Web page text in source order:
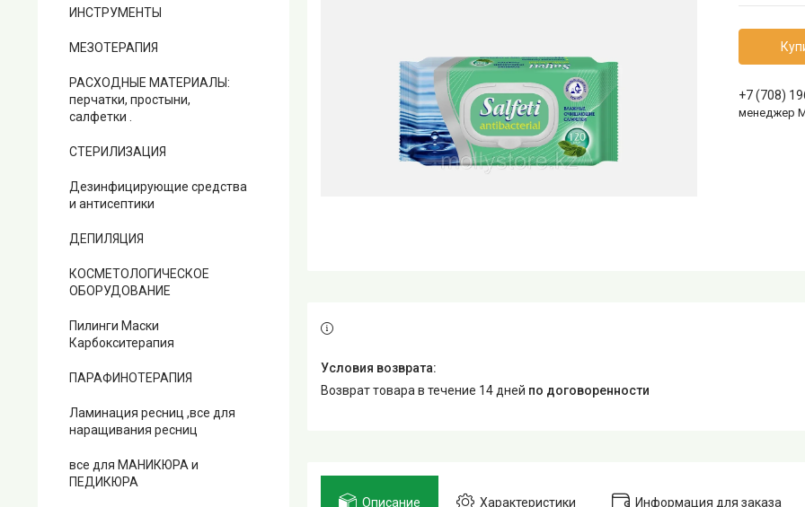
+7 (708)
менеджер
возврат товара в течение 14 дней по договоренности
Описание Характеристики Информация для заказа
ИНСТРУМЕНТЫ
МЕЗОТЕРАПИЯ
РАСХОДНЫЕ МАТЕРИАЛЫ:
перчатки, простыни,
салфетки .
СТЕРИЛИЗАЦИЯ
Дезинфицирующие средства
и антисептики
ДЕПИЛЯЦИЯ
КОСМЕТОЛОГИЧЕСКОЕ
ОБОРУДОВАНИЕ
Пилинги Маски
Карбокситерапия
ПАРАФИНОТЕРАПИЯ
Ламинация ресниц ,все для
наращивания ресниц
все для МАНИКЮРА и
ПЕДИКЮРА